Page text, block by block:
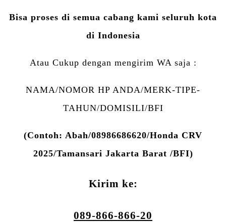
Bisa proses di semua cabang kami seluruh kota
di Indonesia
Atau Cukup dengan mengirim WA saja :
NAMA/NOMOR HP ANDA/MERK-TIPE-
TAHUN/DOMISILI/BFI
(Contoh: Abah/08986686620/Honda CRV
2025/Tamansari Jakarta Barat /BFI)
Kirim ke:
089-866-866-20